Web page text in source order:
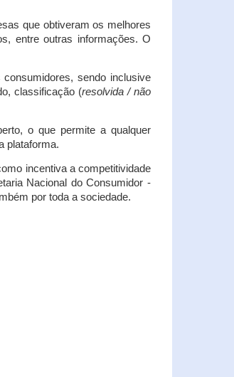
que obtiveram os melhores
entre outras informações. O
sendo inclusive
classificação (resolvida / não
o que permite a qualquer
plataforma.
incentiva a competitividade
Nacional do Consumidor -
por toda a sociedade.